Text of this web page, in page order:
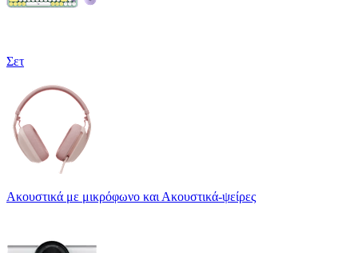
Σετ
Ακουστικά με μικρόφωνο και Ακουστικά-ψείρες